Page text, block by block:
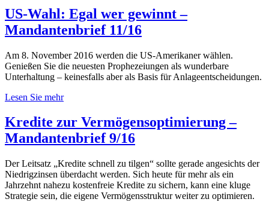
US-Wahl: Egal wer gewinnt –
Mandantenbrief 11/16
Am 8. November 2016 werden die US-Amerikaner wählen.
Genießen Sie die neuesten Prophezeiungen als wunderbare
Unterhaltung – keinesfalls aber als Basis für Anlageentscheidungen.
Lesen Sie mehr
Kredite zur Vermögensoptimierung –
Mandantenbrief 9/16
Der Leitsatz „Kredite schnell zu tilgen“ sollte gerade angesichts der
Niedrigzinsen überdacht werden. Sich heute für mehr als ein
Jahrzehnt nahezu kostenfreie Kredite zu sichern, kann eine kluge
Strategie sein, die eigene Vermögensstruktur weiter zu optimieren.